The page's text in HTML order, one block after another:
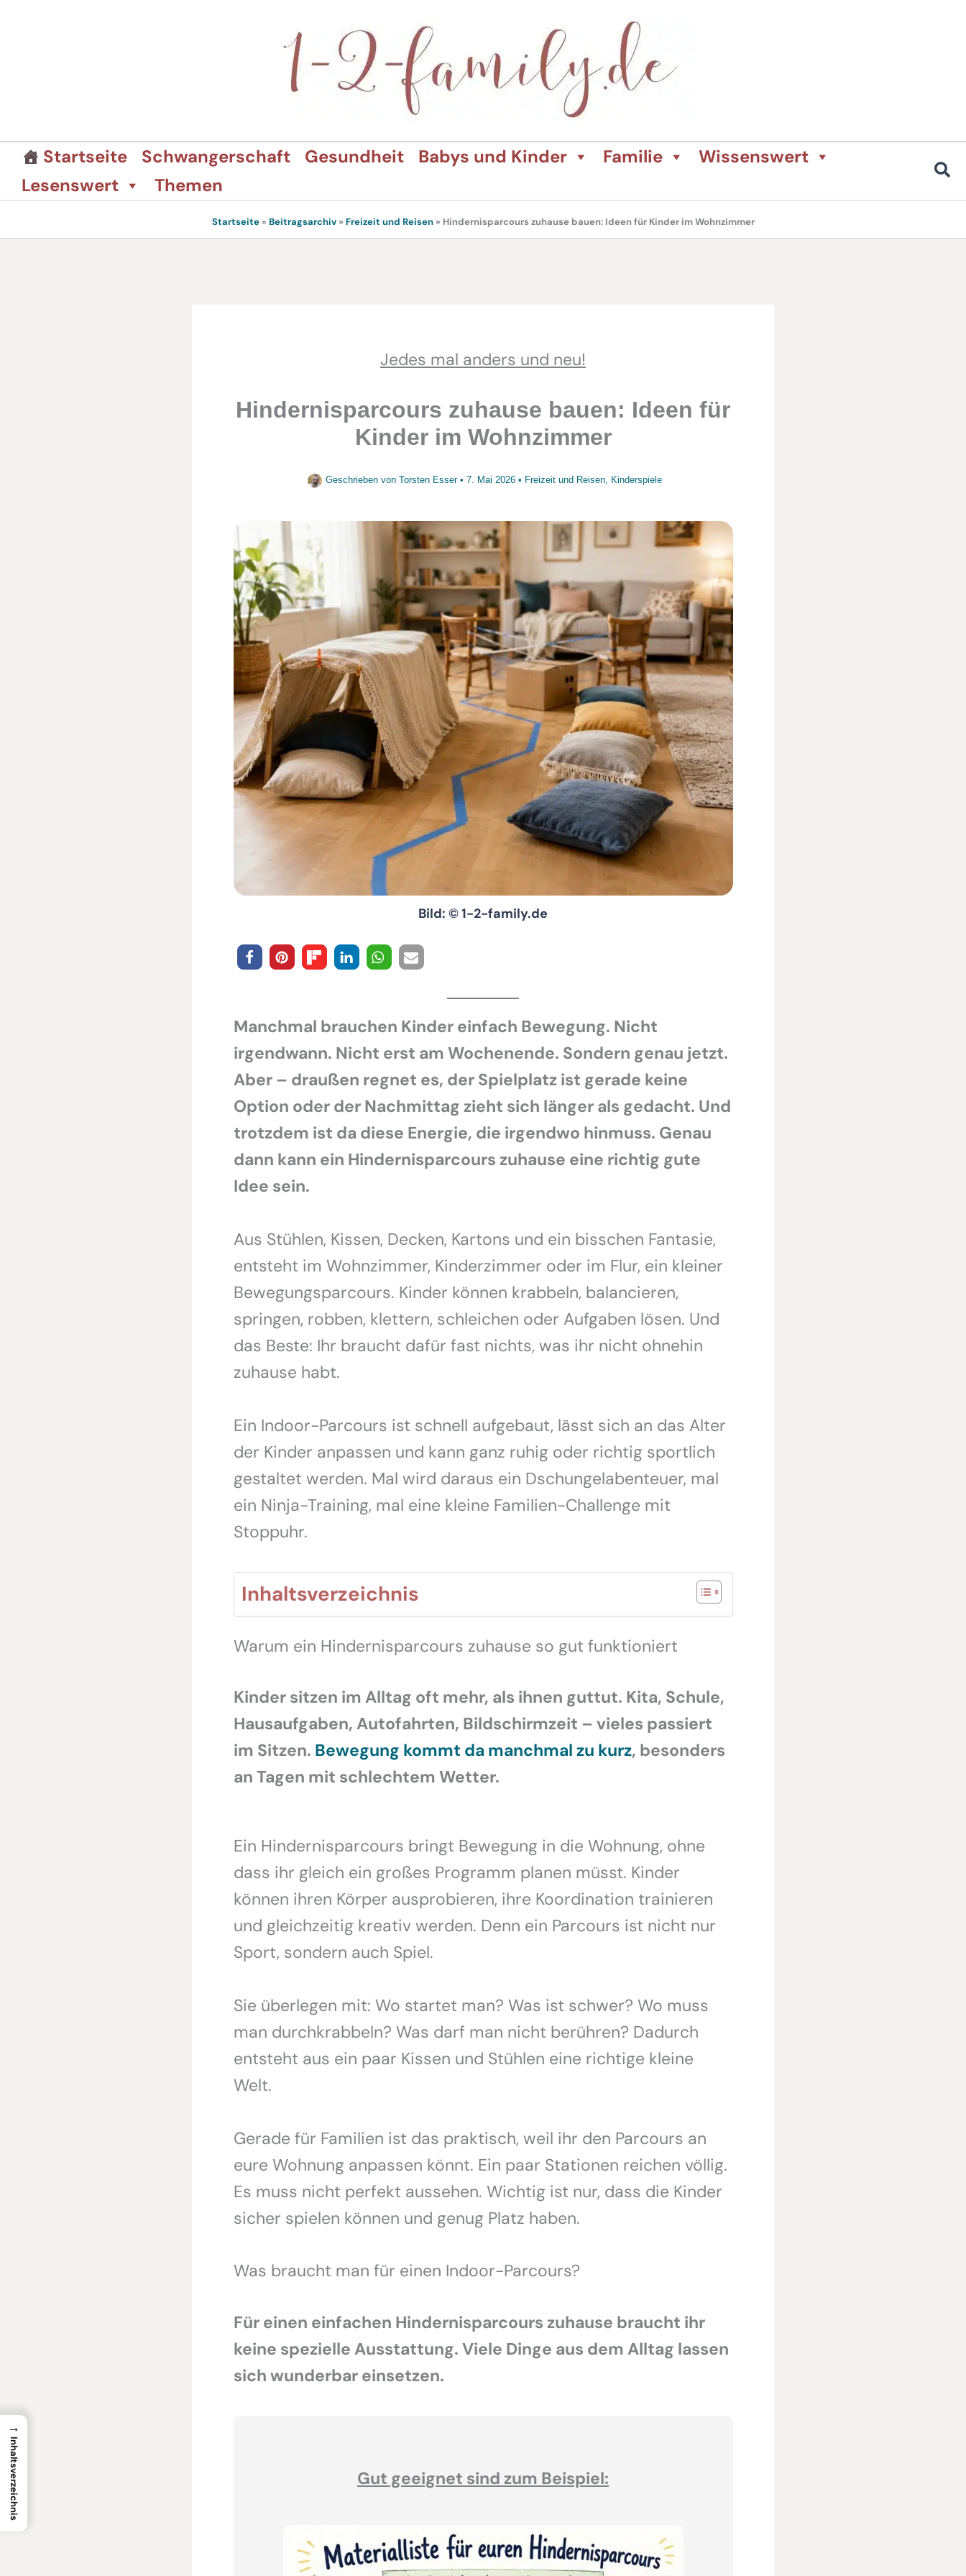
Startseite Schwangerschaft Gesundheit Babys und Kinder Familie
Wissenswert
Lesenswert
Themen
Startseite» Beitragsarchiv» Freizeit und Reisen» Hindernisparcours zuhause bauen: Ideen für Kinder im Wohnzimmer
Jedes mal anders und neu!
Hindernisparcours zuhause bauen: Ideen für
Kinder im Wohnzimmer
Geschrieben von Torsten Esser • 7. Mai 2026 • Freizeit und Reisen Kinderspiele
Bild: © 1-2-family.de
Manchmal brauchen Kinder einfach Bewegung. Nicht
irgendwann. Nicht erst am Wochenende. Sondern genau jetzt.
Aber – draußen regnet es, der Spielplatz ist gerade keine
Option oder der Nachmittag zieht sich länger als gedacht. Und
trotzdem ist da diese Energie, die irgendwo hinmuss. Genau
dann kann ein Hindernisparcours zuhause eine richtig gute
Idee sein.
Aus Stühlen, Kissen, Decken, Kartons und ein bisschen Fantasie,
entsteht im Wohnzimmer, Kinderzimmer oder im Flur, ein kleiner
Bewegungsparcours. Kinder können krabbeln, balancieren,
springen, robben, klettern, schleichen oder Aufgaben lösen. Und
das Beste: Ihr braucht dafür fast nichts, was ihr nicht ohnehin
zuhause habt.
Ein Indoor-Parcours ist schnell aufgebaut, lässt sich an das Alter
der Kinder anpassen und kann ganz ruhig oder richtig sportlich
gestaltet werden. Mal wird daraus ein Dschungelabenteuer, mal
ein Ninja-Training, mal eine kleine Familien-Challenge mit
Stoppuhr.
Inhaltsverzeichnis
Warum ein Hindernisparcours zuhause so gut funktioniert
Kinder sitzen im Alltag oft mehr, als ihnen guttut. Kita, Schule,
Hausaufgaben, Autofahrten, Bildschirmzeit – vieles passiert
im Sitzen. Bewegung kommt da manchmal zu kurz, besonders
an Tagen mit schlechtem Wetter.
Ein Hindernisparcours bringt Bewegung in die Wohnung, ohne
dass ihr gleich ein großes Programm planen müsst. Kinder
können ihren Körper ausprobieren, ihre Koordination trainieren
und gleichzeitig kreativ werden. Denn ein Parcours ist nicht nur
Sport, sondern auch Spiel.
Sie überlegen mit: Wo startet man? Was ist schwer? Wo muss
man durchkrabbeln? Was darf man nicht berühren? Dadurch
entsteht aus ein paar Kissen und Stühlen eine richtige kleine
Welt.
Gerade für Familien ist das praktisch, weil ihr den Parcours an
eure Wohnung anpassen könnt. Ein paar Stationen reichen völlig.
Es muss nicht perfekt aussehen. Wichtig ist nur, dass die Kinder
sicher spielen können und genug Platz haben.
Was braucht man für einen Indoor-Parcours?
Für einen einfachen Hindernisparcours zuhause braucht ihr
keine spezielle Ausstattung. Viele Dinge aus dem Alltag lassen
sich wunderbar einsetzen.
Gut geeignet sind zum Beispiel:
→
Inhaltsverzeichnis